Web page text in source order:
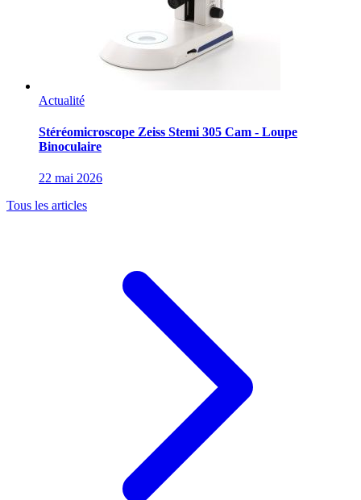
Actualité
Stéréomicroscope Zeiss Stemi 305 Cam - Loupe
Binoculaire
22 mai 2026
Tous les articles